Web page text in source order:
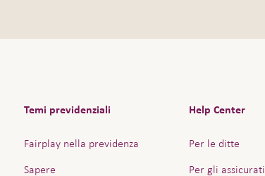
Temi previdenziali
Fairplay nella previdenza
Sapere
Help Center
Per le ditte
Per gli assicurati